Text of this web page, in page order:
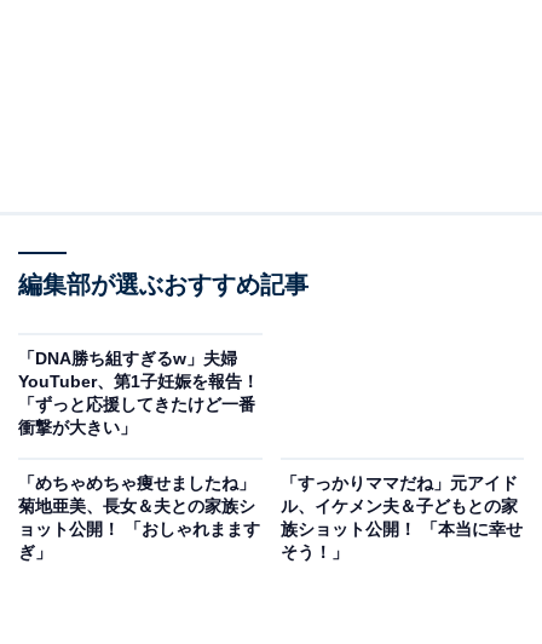
編集部が選ぶおすすめ記事
「DNA勝ち組すぎるw」夫婦
YouTuber、第1子妊娠を報告！
「ずっと応援してきたけど一番
衝撃が大きい」
「めちゃめちゃ痩せましたね」
菊地亜美、長女＆夫との家族シ
ョット公開！ 「おしゃれまます
ぎ」
「すっかりママだね」元アイド
ル、イケメン夫＆子どもとの家
族ショット公開！ 「本当に幸せ
そう！」